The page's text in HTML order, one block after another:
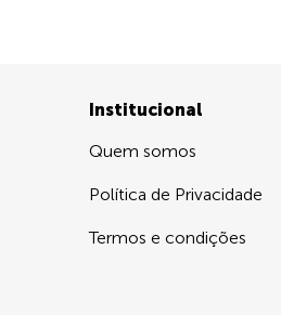
Institucional
Quem somos
Política de Privacidade
Termos e condições